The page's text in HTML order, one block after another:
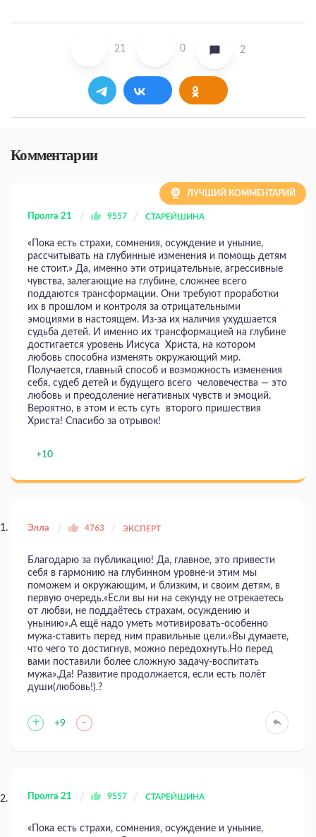
21 0 2
Комментарии
Пролга 21 9557 СТАРЕЙШИНА
ЛУЧШИЙ КОММЕНТАРИЙ
«Пока есть страхи, сомнения, осуждение и уныние,
рассчитывать на глубинные изменения и помощь детям
не стоит.» Да, именно эти отрицательные, агрессивные
чувства, залегающие на глубине, сложнее всего
поддаются трансформации. Они требуют проработки
их в прошлом и контроля за отрицательными
эмоциями в настоящем. Из-за их наличия ухудшается
судьба детей. И именно их трансформацией на глубине
достигается уровень Иисуса Христа, на котором
любовь способна изменять окружающий мир.
Получается, главный способ и возможность изменения
себя, судеб детей и будущего всего человечества — это
любовь и преодоление негативных чувств и эмоций.
Вероятно, в этом и есть суть второго пришествия
Христа! Спасибо за отрывок!
+10
Элла 4763 ЭКСПЕРТ
Благодарю за публикацию! Да, главное, это привести
себя в гармонию на глубинном уровне-и этим мы
поможем и окружающим, и близким, и своим детям, в
первую очередь.«Если вы ни на секунду не отрекаетесь
от любви, не поддаётесь страхам, осуждению и
унынию».А ещё надо уметь мотивировать-особенно
мужа-ставить перед ним правильные цели.«Вы думаете,
что чего то достигнув, можно передохнуть.Но перед
вами поставили более сложную задачу-воспитать
мужа».Да! Развитие продолжается, если есть полёт
души(любовь!).?
+ +9 -
Пролга 21 9557 СТАРЕЙШИНА
«Пока есть страхи, сомнения, осуждение и уныние,